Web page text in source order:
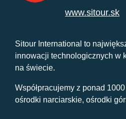
www.sitour.sk
Sitour International to
innowacji technologicznych w
na świecie.
Współpracujemy z ponad
ośrodki narciarskie, ośrodki